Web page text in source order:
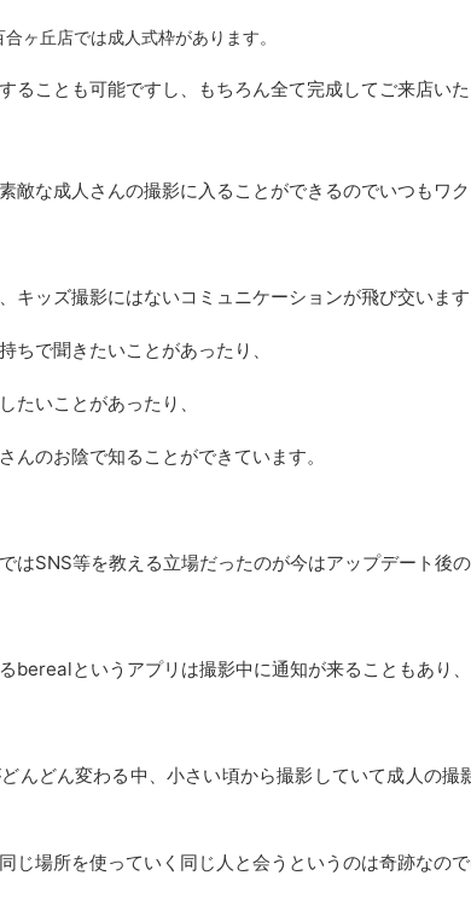
ヶ丘店では成人式枠があります。
ることも可能ですし、もちろん全て完成してご来店い
敵な成人さんの撮影に入ることができるのでいつもワ
キッズ撮影にはないコミュニケーションが飛び交います
ちで聞きたいことがあったり、
たいことがあったり、
んのお陰で知ることができています。
はSNS等を教える立場だったのが今はアップデート後
berealというアプリは撮影中に通知が来ることもあり
んどん変わる中、小さい頃から撮影していて成人の
じ場所を使っていく同じ人と会うというのは奇跡なので